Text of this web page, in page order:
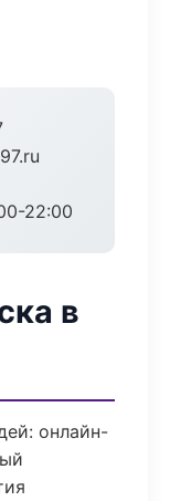
22:00
в
онлайн-